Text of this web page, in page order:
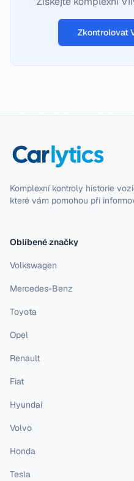
Zkontrolovat
Komplexní kontroly historie
které vám pomohou při
Oblíbené značky
Volkswagen
Mercedes-Benz
Toyota
Opel
Renault
Fiat
Hyundai
Volvo
Honda
Tesla